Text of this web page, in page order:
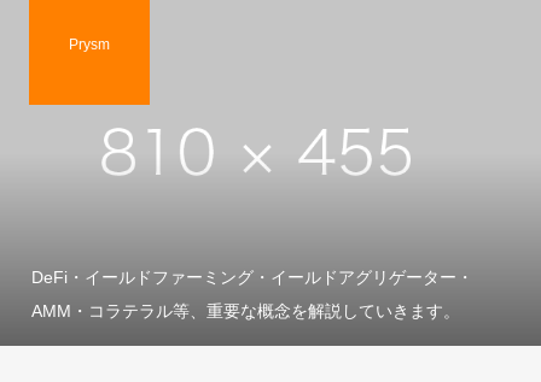
Prysm
DeFi・イールドファーミング・イールドアグリゲーター・
AMM・コラテラル等、重要な概念を解説していきます。